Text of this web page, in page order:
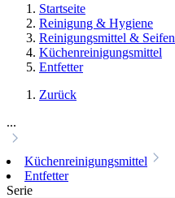
Startseite
Reinigung & Hygiene
Reinigungsmittel & Seifen
Küchenreinigungsmittel
Entfetter
Zurück
...
Küchenreinigungsmittel
Entfetter
Serie